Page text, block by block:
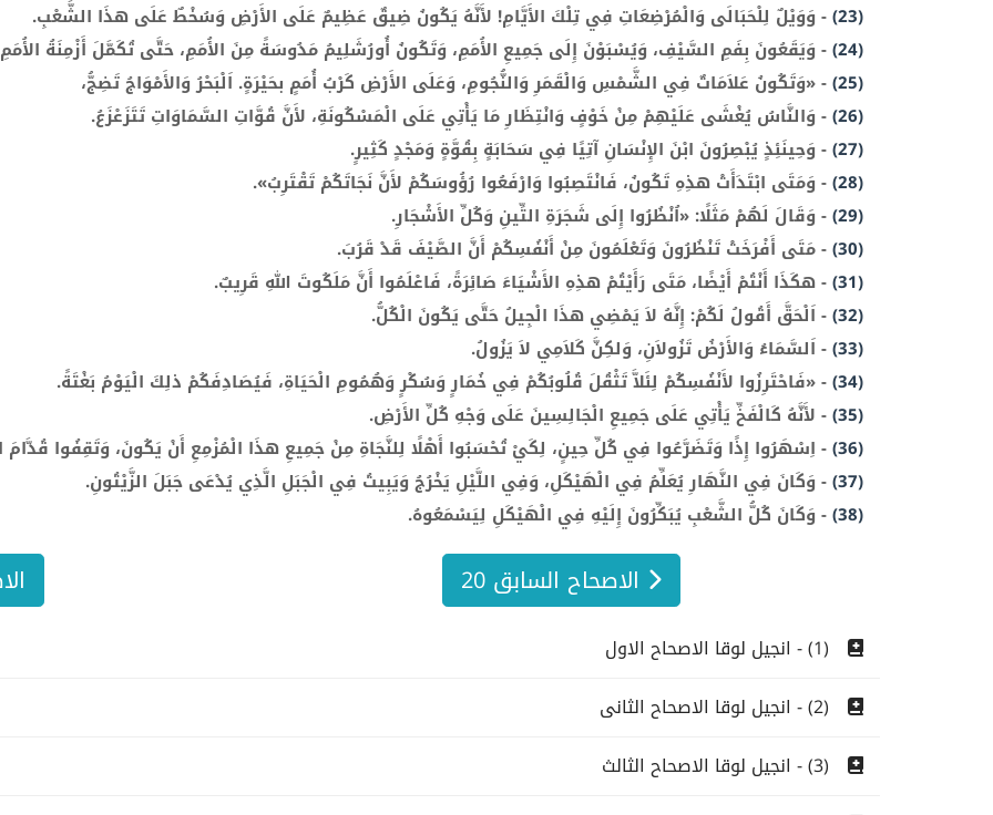
(23)
- وَوَيْلٌ لِلْحَبَالَى وَالْمُرْضِعَاتِ فِي تِلْكَ الأَيَّامِ! لأَنَّهُ يَكُونُ ضِيقٌ عَظِيمٌ عَلَى الأَرْضِ وَسُخْطٌ عَلَى هذَا الشَّعْبِ.
(24)
- وَيَقَعُونَ بِفَمِ السَّيْفِ، وَيُسْبَوْنَ إِلَى جَمِيعِ الأُمَمِ، وَتَكُونُ أُورُشَلِيمُ مَدُوسَةً مِنَ الأُمَمِ، حَتَّى تُكَمَّلَ أَزْمِنَةُ
(25)
-«وَتَكُونُ عَلاَمَاتٌ فِي الشَّمْسِ وَالْقَمَرِ وَالنُّجُومِ، وَعَلَى الأَرْضِ كَرْبُ أُمَمٍ بحَيْرَةٍ. اَلْبَحْرُ وَالأَمْوَاجُ تَضِجُّ،
(26)
- وَالنَّاسُ يُغْشَى عَلَيْهِمْ مِنْ خَوْفٍ وَانْتِظَارِ مَا يَأْتِي عَلَى الْمَسْكُونَةِ، لأَنَّ قُوَّاتِ السَّمَاوَاتِ تَتَزَعْزَعُ.
(27)
- وَحِينَئِذٍ يُبْصِرُونَ ابْنَ الإِنْسَانِ آتِيًا فِي سَحَابَةٍ بِقُوَّةٍ وَمَجْدٍ كَثِيرٍ.
(28)
- وَمَتَى ابْتَدَأَتْ هذِهِ تَكُونُ، فَانْتَصِبُوا وَارْفَعُوا رُؤُوسَكُمْ لأَنَّ نَجَاتَكُمْ تَقْتَرِبُ».
(29)
- وَقَالَ لَهُمْ مَثَلًا: «اُنْظُرُوا إِلَى شَجَرَةِ التِّينِ وَكُلِّ الأَشْجَارِ.
(30)
-مَتَى أَفْرَخَتْ تَنْظُرُونَ وَتَعْلَمُونَ مِنْ أَنْفُسِكُمْ أَنَّ الصَّيْفَ قَدْ قَرُبَ.
(31)
-هكَذَا أَنْتُمْ أَيْضًا، مَتَى رَأَيْتُمْ هذِهِ الأَشْيَاءَ صَائِرَةً، فَاعْلَمُوا أَنَّ مَلَكُوتَ اللهِ قَرِيبٌ.
(32)
-اَلْحَقَّ أَقُولُ لَكُمْ: إِنَّهُ لاَ يَمْضِي هذَا الْجِيلُ حَتَّى يَكُونَ الْكُلُّ.
(33)
-اَلسَّمَاءُ وَالأَرْضُ تَزُولاَنِ، وَلكِنَّ كَلاَمِي لاَ يَزُولُ.
(34)
-«فَاحْتَرِزُوا لأَنْفُسِكُمْ لِئَلاَّ تَثْقُلَ قُلُوبُكُمْ فِي خُمَارٍ وَسُكْرٍ وَهُمُومِ الْحَيَاةِ، فَيُصَادِفَكُمْ ذلِكَ الْيَوْمُ بَغْتَةً.
(35)
- لأَنَّهُ كَالْفَخِّ يَأْتِي عَلَى جَمِيعِ الْجَالِسِينَ عَلَى وَجْهِ كُلِّ الأَرْضِ.
(36)
- اِسْهَرُوا إِذًا وَتَضَرَّعُوا فِي كُلِّ حِينٍ، لِكَيْ تُحْسَبُوا أَهْلًا لِلنَّجَاةِ مِنْ جَمِيعِ هذَا الْمُزْمِعِ أَنْ يَكُونَ، وَتَقِفُوا قُدَّامَ
(37)
- وَكَانَ فِي النَّهَارِ يُعَلِّمُ فِي الْهَيْكَلِ، وَفِي اللَّيْلِ يَخْرُجُ وَيَبِيتُ فِي الْجَبَلِ الَّذِي يُدْعَى جَبَلَ الزَّيْتُونِ.
(38)
- وَكَانَ كُلُّ الشَّعْبِ يُبَكِّرُونَ إِلَيْهِ فِي الْهَيْكَلِ لِيَسْمَعُوهُ.
الاصحاح السابق 20
(1) - انجيل لوقا الاصحاح الاول
(2) - انجيل لوقا الاصحاح الثانى
(3) - انجيل لوقا الاصحاح الثالث